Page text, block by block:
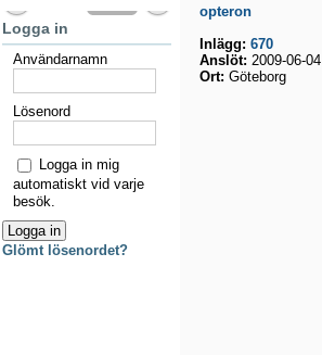
opteron
Inlägg: 670
Anslöt: 2009-06-04
Ort: Göteborg
Logga in
Användarnamn
Lösenord
Logga in mig
automatiskt vid varje
besök.
Glömt lösenordet?